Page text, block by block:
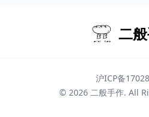
二
沪ICP备
© 2026 二般手作. All